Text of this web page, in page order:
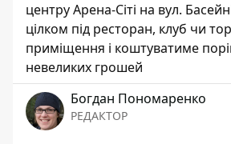
центру Арена-Сіті на вул.
цілком під ресторан, клуб чи
приміщення і коштуватиме
невеликих грошей
Богдан Пономаренко
РЕДАКТОР